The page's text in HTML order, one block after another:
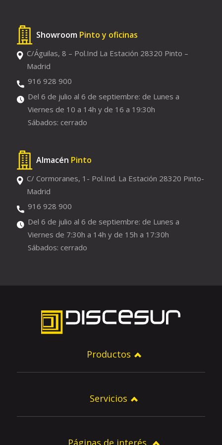
Showroom Pinto y oficinas
C/Águilas, 8 – Pol.Ind La Estación 28320 Pinto –
Madrid
916 928 900
Del 6 de julio al 6 de septiembre: de Lunes a
Viernes de 10 a 14h y de 16 a 19:30h
Sábados: cerrado
Almacén Pinto
C/ Cormoranes, 1- Pol.Ind. La Estación 28320 Pinto-
Madrid
916 928 900
Del 6 de julio al 6 de septiembre: de Lunes a
Viernes de 7:30h a 14h y de 15h a 17:30h
Sábados: cerrado
Productos
Servicios
Páginas de interés